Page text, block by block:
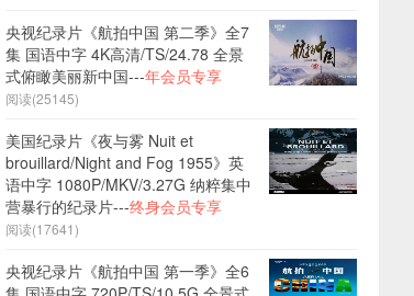
央视纪录片《航拍中国 第二季》全7
集 国语中字 4K高清/TS/24.78 全景
式俯瞰美丽新中国---年会员专享
阅读(25145)
美国纪录片《夜与雾 Nuit et
brouillard/Night and Fog 1955》英
语中字 1080P/MKV/3.27G 纳粹集中
营暴行的纪录片---终身会员专享
阅读(17641)
央视纪录片《航拍中国 第一季》全6